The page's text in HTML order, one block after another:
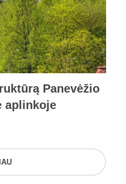
Panevėžio
aplinkoje